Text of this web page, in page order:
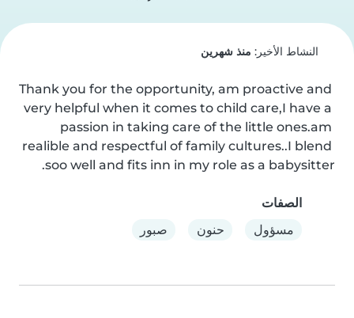
النشاط الأخير: منذ شهرين
Thank you for the opportunity, am proactive and
very helpful when it comes to child care,I have a
passion in taking care of the little ones.am
realible and respectful of family cultures..I blend
soo well and fits inn in my role as a babysitter.
الصفات
مسؤول
حنون صبور